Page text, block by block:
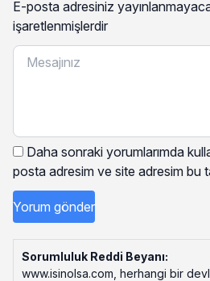
E-posta adresiniz
işaretlenmişlerdir
Daha sonraki yorumlarımda
posta adresim ve site adresim bu
Sorumluluk Reddi Beyanı:
www.isinolsa.com, herhangi bir